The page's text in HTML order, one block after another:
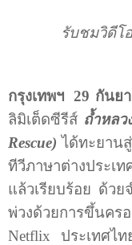
รับชมวิดีโ
กรุงเทพฯ 29 กันย
ลิมิเต็ดซีรีส์ ถ้ำหลว
Rescue) ได้ทะยาน
ทีวีภาษาต่างประเ
แล้วเรียบร้อย ด้ว
พ่วงด้วยการขึ้นค
Netflix ประเทศไ